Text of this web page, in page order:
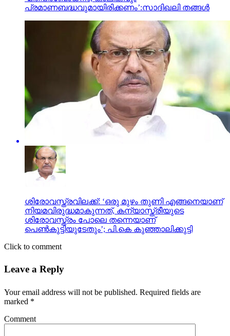
പ്രമാണബദ്ധവുമായിരിക്കണം’:സാദിഖലി തങ്ങൾ
ശിരോവസ്ത്രവിലക്ക്: ‘ഒരു മുഴം തുണി എങ്ങനെയാണ്
നിയമവിരുദ്ധമാകുന്നത്, കന്യാസ്ത്രീയുടെ
ശിരോവസ്ത്രം പോലെ തന്നെയാണ്
പെണ്‍കുട്ടിയുടേതും’; പി.കെ കുഞ്ഞാലിക്കുട്ടി
Click to comment
Leave a Reply
Your email address will not be published. Required fields are
marked *
Comment